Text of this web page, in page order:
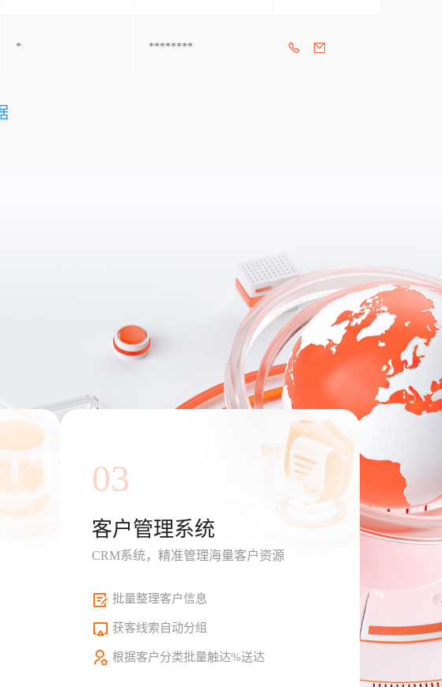
* ********
03
客户管理系统
CRM系统，精准管理海量客户资源
批量整理客户信息
获客线索自动分组
根据客户分类批量触达%送达